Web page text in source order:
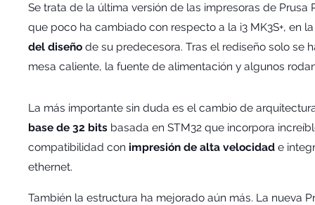
Se trata de la última versión de las impresoras de
que poco ha cambiado con respecto a la i3 MK3S+, en
del diseño de su predecesora. Tras el rediseño solo se
mesa caliente, la fuente de alimentación y algunos
La más importante sin duda es el cambio de
base de 32 bits basada en STM32 que incorpora
compatibilidad con impresión de alta velocidad e
ethernet.
También la estructura ha mejorado aún más. La nueva